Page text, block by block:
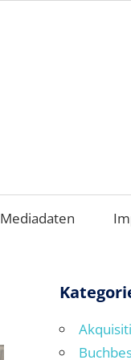
Mediadaten